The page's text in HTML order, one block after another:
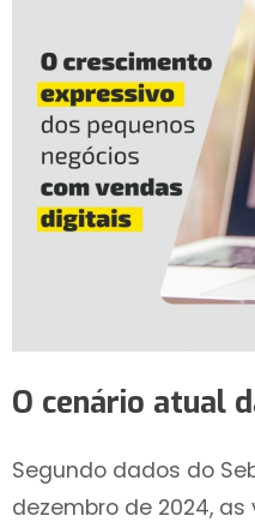
O cenário atual
Segundo dados do
dezembro de 2024,